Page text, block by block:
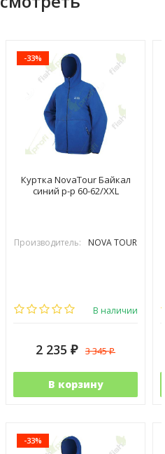
-33%
Куртка NovaTour Байкал
синий р-р 60-62/XXL
Производитель: NOVA TOUR
В наличии
2 235 ₽ 3 345₽
В корзину
-33%